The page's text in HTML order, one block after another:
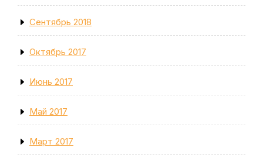
Сентябрь 2018
Октябрь 2017
Июнь 2017
Май 2017
Март 2017